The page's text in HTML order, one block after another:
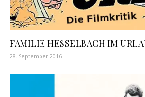
FAMILIE HESSELBACH IM
28. September 2016